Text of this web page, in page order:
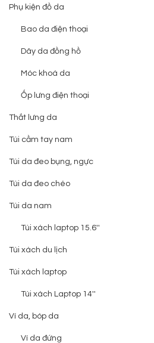
Phụ kiện đồ da
Bao da điện thoại
Dây da đồng hồ
Móc khoá da
Ốp lưng điện thoại
Thắt lưng da
Túi cầm tay nam
Túi da đeo bụng, ngực
Túi da đeo chéo
Túi da nam
Túi xách laptop 15.6''
Túi xách du lịch
Túi xách laptop
Túi xách Laptop 14''
Ví da, bóp da
Ví da đứng